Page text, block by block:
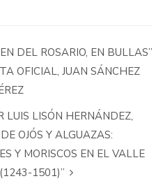
DEL ROSARIO, EN BULLAS”
OFICIAL, JUAN SÁNCHEZ
LUIS LISÓN HERNÁNDEZ,
OJÓS Y ALGUAZAS:
Y MORISCOS EN EL VALLE
1501)”